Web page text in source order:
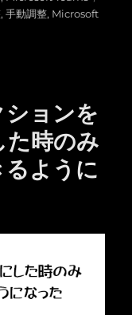
,手動調整, Microsoft
ョンを
た時のみ
るように